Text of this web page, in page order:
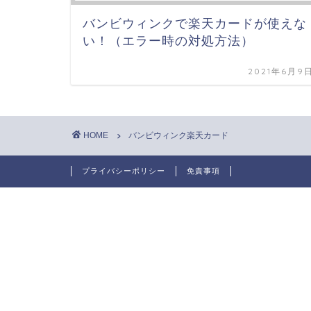
バンビウィンクで楽天カードが使えな
い！（エラー時の対処方法）
2021年6月9
HOME バンビウィンク楽天カード
プライバシーポリシー 免責事項